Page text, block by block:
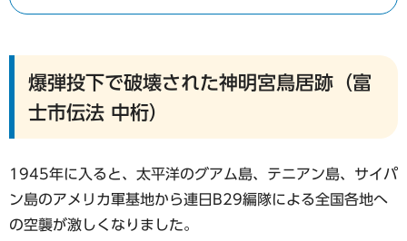
爆弾投下で破壊された神明宮鳥居跡（富
士市伝法 中桁）
1945年に入ると、太平洋のグアム島、テニアン島、サイパ
ン島のアメリカ軍基地から連日B29編隊による全国各地へ
の空襲が激しくなりました。